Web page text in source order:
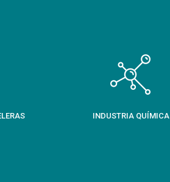
INDUSTRIA QUÍMICA